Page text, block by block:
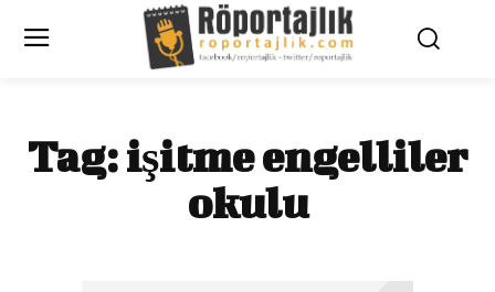
Tag:işitme engelliler
okulu